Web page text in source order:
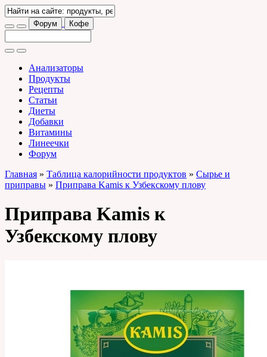
Форум Кофе
Анализаторы
Продукты
Рецепты
Статьи
Диеты
Добавки
Витамины
Линеечки
Форум
Главная » Таблица калорийности продуктов » Сырье и
приправы » Приправа Kamis к Узбекскому плову
Приправа Kamis к
Узбекскому плову